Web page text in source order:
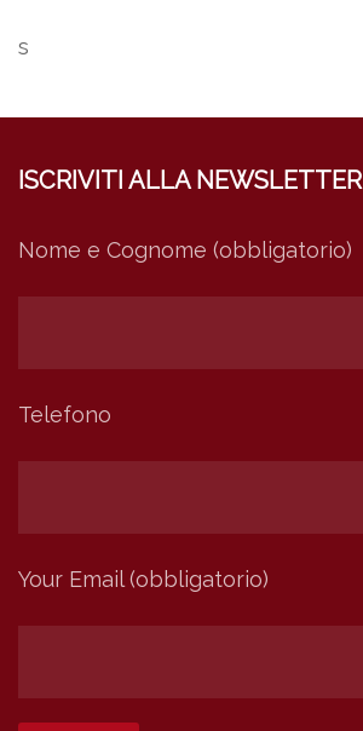
s
ISCRIVITI ALLA NEWSLETTER
Nome e Cognome (obbligatorio)
Telefono
Your Email (obbligatorio)